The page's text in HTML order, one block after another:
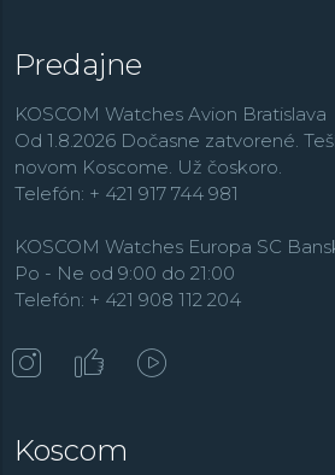
Predajne
KOSCOM Watches Avion Bratislava
Od 1.8.2026 Dočasne zatvorené.
novom Koscome. Už čoskoro.
Telefón: + 421 917 744 981
KOSCOM Watches Europa SC
Po - Ne od 9:00 do 21:00
Telefón: + 421 908 112 204
Koscom